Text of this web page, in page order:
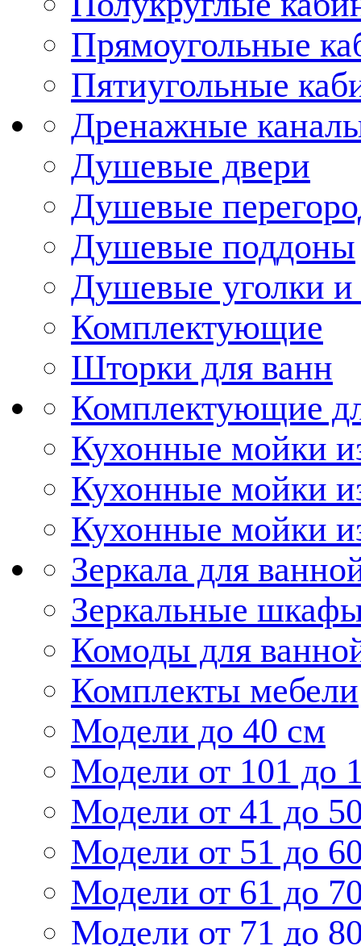
Прямоугольные
Пятиугольные
Дренажные
Душевые двери
Душевые
Душевые поддоны
Душевые уголки и
Комплектующие
Шторки для ванн
Комплектующие
Кухонные мойки
Кухонные мойки
Кухонные мойки
Зеркала для
Зеркальные
Комоды для
Комплекты мебели
Модели до 40 см
Модели от 101 до
Модели от 41 до
Модели от 51 до
Модели от 61 до
Модели от 71 до